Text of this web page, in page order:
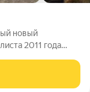
новый
2011 года
семей (молодых